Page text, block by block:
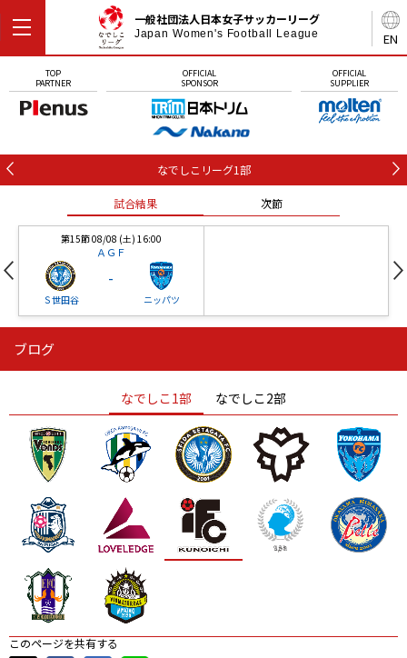
EN
一般社団法人日本女子サッカーリーグ
Japan Women's Football League
TOP
PARTNER
OFFICIAL
SPONSOR
OFFICIAL
SUPPLIER
なでしこリーグ1部
試合結果 次節
第15節 08/08 (土) 16:00
ＡＧＦ
Ｓ世田谷
-
ニッパツ
ニッパツ
ニッパツ 名古屋
石人の星
静岡 愛媛Ｌ
ブログ
なでしこ1部 なでしこ2部
このページを共有する